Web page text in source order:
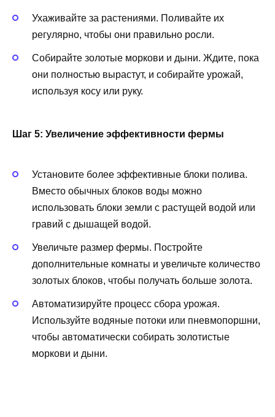
Ухаживайте за растениями. Поливайте их
регулярно, чтобы они правильно росли.
Собирайте золотые моркови и дыни. Ждите, пока
они полностью вырастут, и собирайте урожай,
используя косу или руку.
Шаг 5: Увеличение эффективности фермы
Установите более эффективные блоки полива.
Вместо обычных блоков воды можно
использовать блоки земли с растущей водой или
гравий с дышащей водой.
Увеличьте размер фермы. Постройте
дополнительные комнаты и увеличьте количество
золотых блоков, чтобы получать больше золота.
Автоматизируйте процесс сбора урожая.
Используйте водяные потоки или пневмопоршни,
чтобы автоматически собирать золотистые
моркови и дыни.